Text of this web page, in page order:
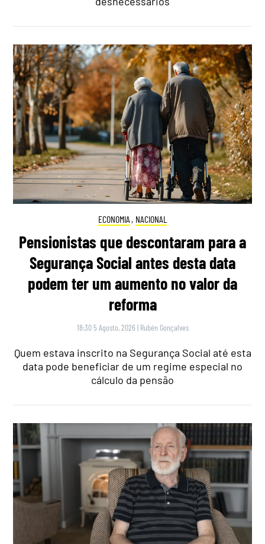
ECONOMIA , NACIONAL
Pensionistas que descontaram para a
Segurança Social antes desta data
podem ter um aumento no valor da
reforma
18:30 5 Agosto, 2026 | Rubén Gonçalves
Quem estava inscrito na Segurança Social até esta
data pode beneficiar de um regime especial no
cálculo da pensão